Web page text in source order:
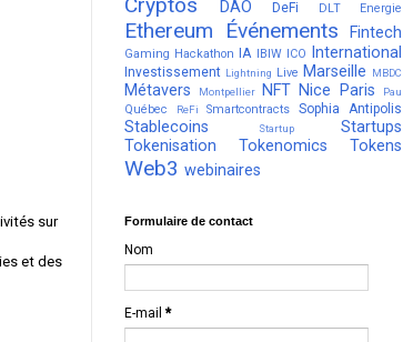
sur
et des
DAO DeFi DLT Energie
Ethereum Événements Fintech
Gaming Hackathon IA IBIW ICO International
Investissement Lightning Live Marseille MBDC
Métavers Montpellier NFT Nice Paris Pau
Québec ReFi Smartcontracts Sophia Antipolis
Stablecoins Startup
Startups
Tokenisation
Tokenomics Tokens
Web3 webinaires
Formulaire de contact
Nom
E-mail *